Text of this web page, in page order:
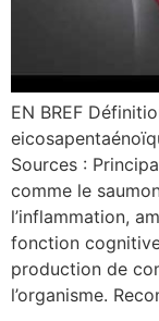
EN BREF
Sources :
comme le
l’inflammation,
fonction
production de
l’organisme.